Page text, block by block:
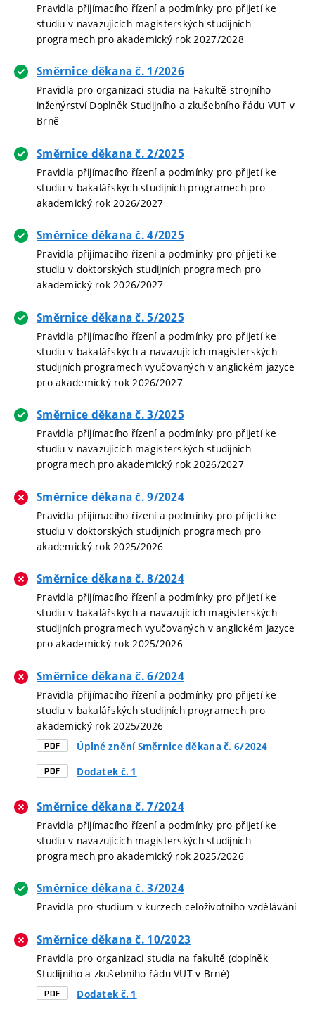
Pravidla přijímacího řízení a podmínky pro přijetí ke
studiu v navazujících magisterských studijních
programech pro akademický rok 2027/2028
Směrnice děkana č. 1/2026
Pravidla pro organizaci studia na Fakultě strojního
inženýrství Doplněk Studijního a zkušebního řádu VUT v
Brně
Směrnice děkana č. 2/2025
Pravidla přijímacího řízení a podmínky pro přijetí ke
studiu v bakalářských studijních programech pro
akademický rok 2026/2027
Směrnice děkana č. 4/2025
Pravidla přijímacího řízení a podmínky pro přijetí ke
studiu v doktorských studijních programech pro
akademický rok 2026/2027
Směrnice děkana č. 5/2025
Pravidla přijímacího řízení a podmínky pro přijetí ke
studiu v bakalářských a navazujících magisterských
studijních programech vyučovaných v anglickém jazyce
pro akademický rok 2026/2027
Směrnice děkana č. 3/2025
Pravidla přijímacího řízení a podmínky pro přijetí ke
studiu v navazujících magisterských studijních
programech pro akademický rok 2026/2027
Směrnice děkana č. 9/2024
Pravidla přijímacího řízení a podmínky pro přijetí ke
studiu v doktorských studijních programech pro
akademický rok 2025/2026
Směrnice děkana č. 8/2024
Pravidla přijímacího řízení a podmínky pro přijetí ke
studiu v bakalářských a navazujících magisterských
studijních programech vyučovaných v anglickém jazyce
pro akademický rok 2025/2026
Směrnice děkana č. 6/2024
Pravidla přijímacího řízení a podmínky pro přijetí ke
studiu v bakalářských studijních programech pro
akademický rok 2025/2026
PDF Úplné znění Směrnice děkana č. 6/2024
PDF Dodatek č. 1
Směrnice děkana č. 7/2024
Pravidla přijímacího řízení a podmínky pro přijetí ke
studiu v navazujících magisterských studijních
programech pro akademický rok 2025/2026
Směrnice děkana č. 3/2024
Pravidla pro studium v kurzech celoživotního vzdělávání
Směrnice děkana č. 10/2023
Pravidla pro organizaci studia na fakultě (doplněk
Studijního a zkušebního řádu VUT v Brně)
PDF Dodatek č. 1